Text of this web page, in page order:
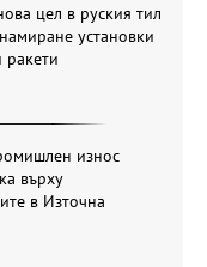
цел в руския тил
установки
ракети
износ
върху
в Източна